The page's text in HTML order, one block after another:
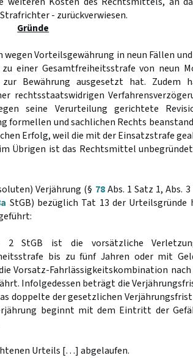
- zurückverwiesen.
Gründe
Vorteilsgewährung in neun Fällen
einer Gesamtfreiheitsstrafe von neun
Bewährung ausgesetzt hat. Zudem
rechtsstaatswidrigen
seine Verurteilung gerichtete
formellen und sachlichen Rechts
Erfolg, weil die mit der Einsatzstrafe
Übrigen ist das Rechtsmittel
Verjährung (§ 78Abs. 1 Satz 1, Abs. 3
StGB) bezüglich Tat 13 der Urteilsgründe
StGB ist die vorsätzliche
bis zu fünf Jahren oder mit
Vorsatz-Fahrlässigkeitskombination nach
Infolgedessen beträgt die
doppelte der gesetzlichen
beginnt mit dem Eintritt der
Urteils […] abgelaufen.